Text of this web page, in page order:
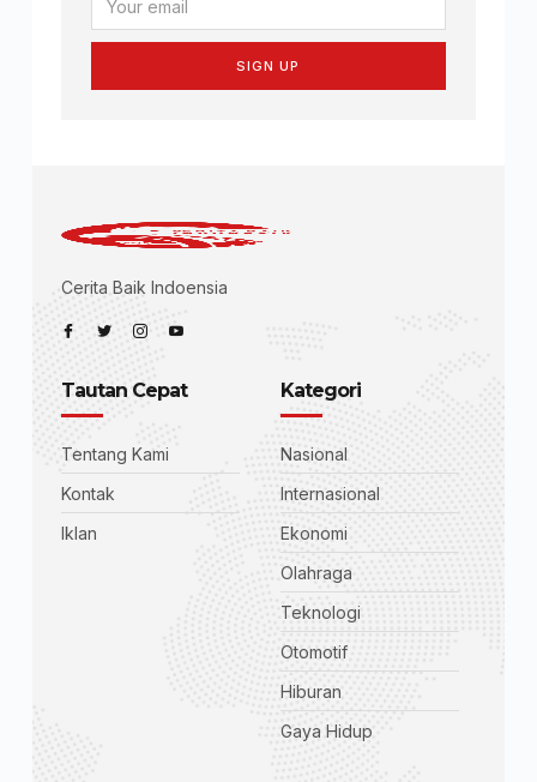
SIGN UP
Cerita Baik Indoensia
Tautan Cepat
Tentang Kami
Kontak
Iklan
Kategori
Nasional
Internasional
Ekonomi
Olahraga
Teknologi
Otomotif
Hiburan
Gaya Hidup